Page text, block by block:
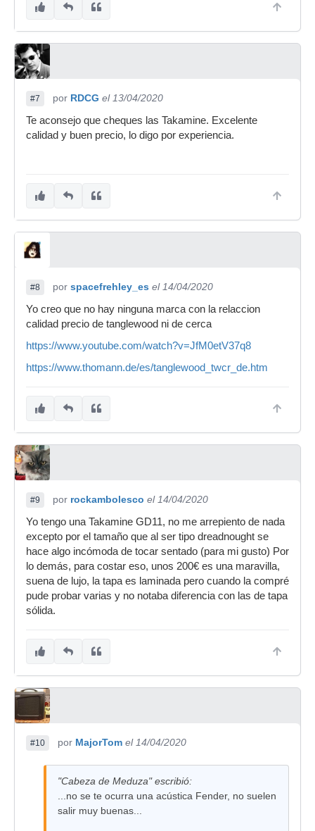
#7 por RDCG el 13/04/2020
Te aconsejo que cheques las Takamine. Excelente
calidad y buen precio, lo digo por experiencia.
#8 por spacefrehley_es el 14/04/2020
Yo creo que no hay ninguna marca con la relaccion
calidad precio de tanglewood ni de cerca
https://www.youtube.com/watch?v=JfM0etV37q8
https://www.thomann.de/es/tanglewood_twcr_de.htm
#9 por rockambolesco el 14/04/2020
Yo tengo una Takamine GD11, no me arrepiento de nada
excepto por el tamaño que al ser tipo dreadnought se
hace algo incómoda de tocar sentado (para mi gusto) Por
lo demás, para costar eso, unos 200€ es una maravilla,
suena de lujo, la tapa es laminada pero cuando la compré
pude probar varias y no notaba diferencia con las de tapa
sólida.
#10 por MajorTom el 14/04/2020
"Cabeza de Meduza" escribió:
...no se te ocurra una acústica Fender, no suelen
salir muy buenas...